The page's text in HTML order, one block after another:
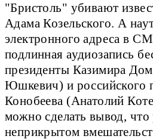
"Бристоль" убивают
Адама Козельского. А
электронного адреса в
подлинная аудиозапись
президенты Казимира
Юшкевич) и российского
Конобеева (Анатолий
можно сделать вывод, что
неприкрытом